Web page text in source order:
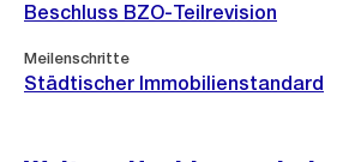
Beschluss BZO-Teilrevision
Meilenschritte
Städtischer Immobilienstandard